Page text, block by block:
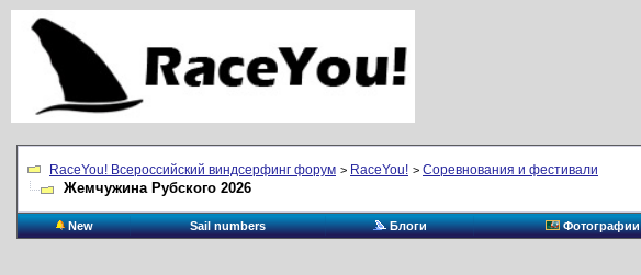
RaceYou! Всероссийский виндсерфинг форум > RaceYou! > Соревнования и фестивали
Жемчужина Рубского 2026
New Sail numbers Блоги Фотографии